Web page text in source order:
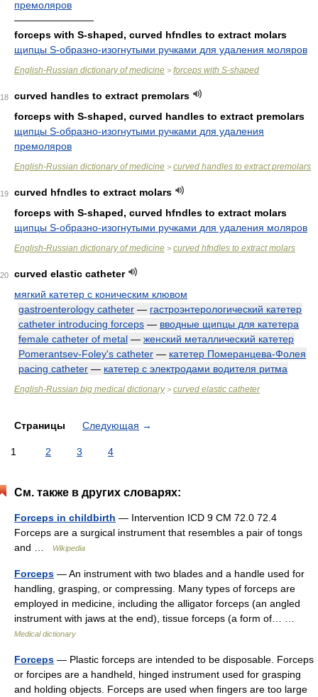
премоляров
————————
forceps with S-shaped, curved hfndles to extract molars
щипцы S-образно-изогнутыми ручками для удаления моляров
English-Russian dictionary of medicine > forceps with S-shaped
18
curved handles to extract premolars
forceps with S-shaped, curved handles to extract premolars
щипцы S-образно-изогнутыми ручками для удаления
премоляров
English-Russian dictionary of medicine > curved handles to extract premolars
19
curved hfndles to extract molars
forceps with S-shaped, curved hfndles to extract molars
щипцы S-образно-изогнутыми ручками для удаления моляров
English-Russian dictionary of medicine > curved hfndles to extract molars
20
curved elastic catheter
мягкий катетер с коническим клювом
gastroenterology catheter — гастроэнтерологический катетер
catheter introducing forceps — вводные щипцы для катетера
female catheter of metal — женский металлический катетер
Pomerantsev-Foley's catheter — катетер Померанцева-Фолея
pacing catheter — катетер с электродами водителя ритма
English-Russian big medical dictionary> curved elastic catheter
Страницы Следующая →
1 2 3 4
См. также в других словарях:
Forceps in childbirth — Intervention ICD 9 CM 72.0 72.4
Forceps are a surgical instrument that resembles a pair of tongs
and …
Wikipedia
Forceps — An instrument with two blades and a handle used for
handling, grasping, or compressing. Many types of forceps are
employed in medicine, including the alligator forceps (an angled
instrument with jaws at the end), tissue forceps (a form of… …
Medical dictionary
Forceps — Plastic forceps are intended to be disposable. Forceps
or forcipes are a handheld, hinged instrument used for grasping
and holding objects. Forceps are used when fingers are too large